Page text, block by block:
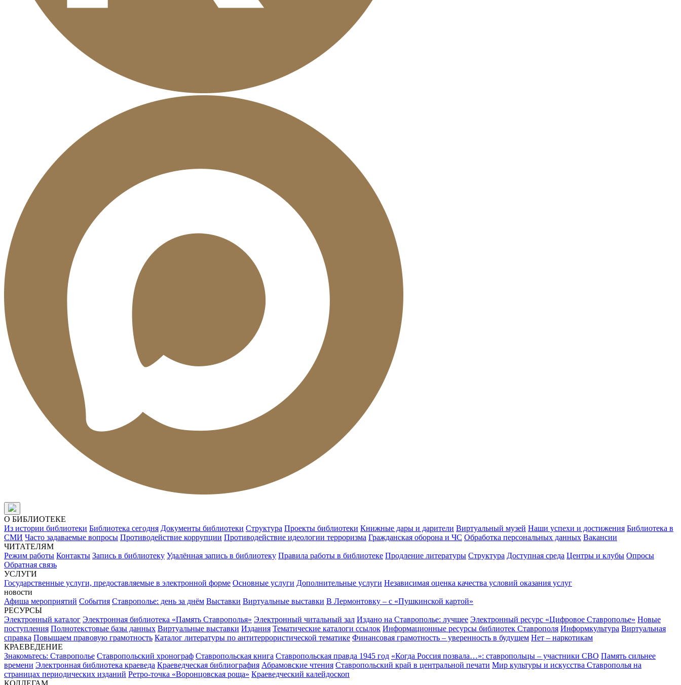
О БИБЛИОТЕКЕ
Из истории библиотеки Библиотека сегодня Документы библиотеки Структура Проекты библиотеки Книжные дары и дарители Виртуальный музей Наши успехи и достижения Библиотека в
СМИ Часто задаваемые вопросы Противодействие коррупции Противодействие идеологии терроризма Гражданская оборона и ЧС Обработка персональных данных Вакансии
ЧИТАТЕЛЯМ
Режим работы Контакты Запись в библиотеку Удалённая запись в библиотеку Правила работы в библиотеке Продление литературы Структура Доступная среда Центры и клубы Опросы
Обратная связь
УСЛУГИ
Государственные услуги, предоставляемые в электронной форме Основные услуги Дополнительные услуги Независимая оценка качества условий оказания услуг
новости
Афиша мероприятий События Ставрополье: день за днём Выставки Виртуальные выставки В Лермонтовку – с «Пушкинской картой»
РЕСУРСЫ
Электронный каталог Электронная библиотека «Память Ставрополья» Электронный читальный зал Издано на Ставрополье: лучшее Электронный ресурс «Цифровое Ставрополье» Новые
поступления Полнотекстовые базы данных Виртуальные выставки Издания Тематические каталоги ссылок Информационные ресурсы библиотек Ставрополя Информкультура Виртуальная
справка Повышаем правовую грамотность Каталог литературы по антитеррористической тематике Финансовая грамотность – уверенность в будущем Нет – наркотикам
КРАЕВЕДЕНИЕ
Знакомьтесь: Ставрополье Ставропольский хронограф Ставропольская книга Ставропольская правда 1945 год «Когда Россия позвала…»: ставропольцы – участники СВО Память сильнее
времени Электронная библиотека краеведа Краеведческая библиография Абрамовские чтения Ставропольский край в центральной печати Мир культуры и искусства Ставрополья на
страницах периодических изданий Ретро-точка «Воронцовская роща» Краеведческий калейдоскоп
КОЛЛЕГАМ